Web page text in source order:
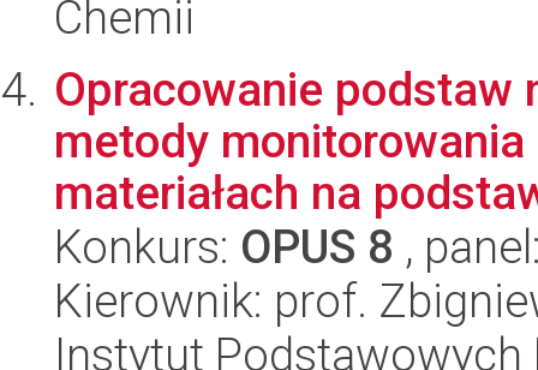
Chemii
Opracowanie podstaw
metody
materiałach na
Konkurs: OPUS 8 ,
Kierownik: prof.
Instytut